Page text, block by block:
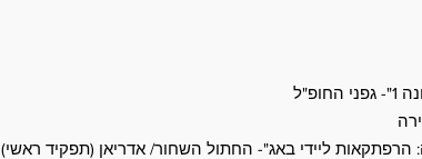
הרפתקאות ליידי באג"- החתול השחור/ אדריאן (תפקיד ראשי)